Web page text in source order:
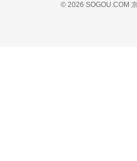
© 2026 SOGOU.COM